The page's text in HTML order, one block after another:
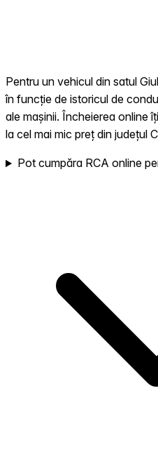
Pentru un vehicul din satul
în funcție de istoricul de
ale mașinii. Încheierea online
la cel mai mic preț din județul
Pot cumpăra RCA online